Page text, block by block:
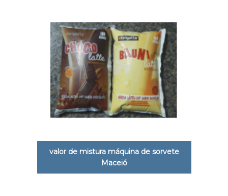
valor de mistura máquina de sorvete
Maceió